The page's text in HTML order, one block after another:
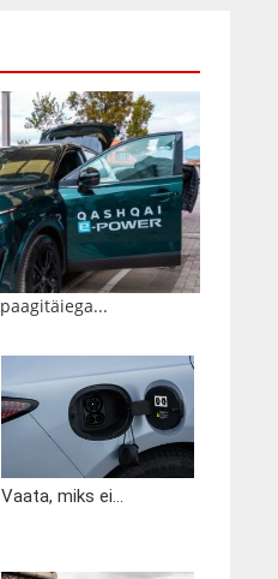
Vaata, miks ei...